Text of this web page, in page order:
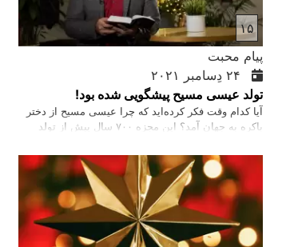
۱۵
پیام محبت
تولد عیسی مسیح پیشگویی شده بود!
آیا کدام وقت فکر کرده‌اید که چرا عیسی مسیح از دختر
باکره به جهان آمد؟ این مجزه ۷۰۰ سال پیش از تولد
باکره به جهان می‌‌‌‌آید! عید میلاد عیسی مسیح را برای
شما تبریک می‌‌‌‌گویم! خداوند شما را با آرامش و صلح این
ایام مقدس برکت بدهد.